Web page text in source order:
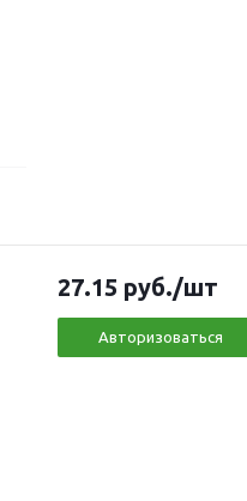
27.15 руб./шт
Авторизоваться